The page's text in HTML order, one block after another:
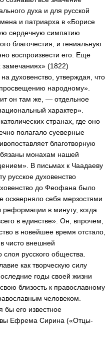
духа и для русской
и патриарха в «Борисе
сердечную симпатию
благочестия, и гениальную
воспроизвести его. Еще
замечаниях» (1822)
духовенство, утверждая, что
народному».
он там же, — отдельное
характер».
странах, где оно
полагало суеверные
благотворную
монахам нашей
В письмах к Чаадаеву
русское духовенство
до Феофана было
оскверняло себя мерзостями
реформации в минуту, когда
в единстве». Он, впрочем,
в новейшее время отстало,
чисто внешней
слоя русского общества.
как творческую силу
годы своей жизни
близость к православному
человеком.
бы его известное
Ефрема Сирина («Отцы-